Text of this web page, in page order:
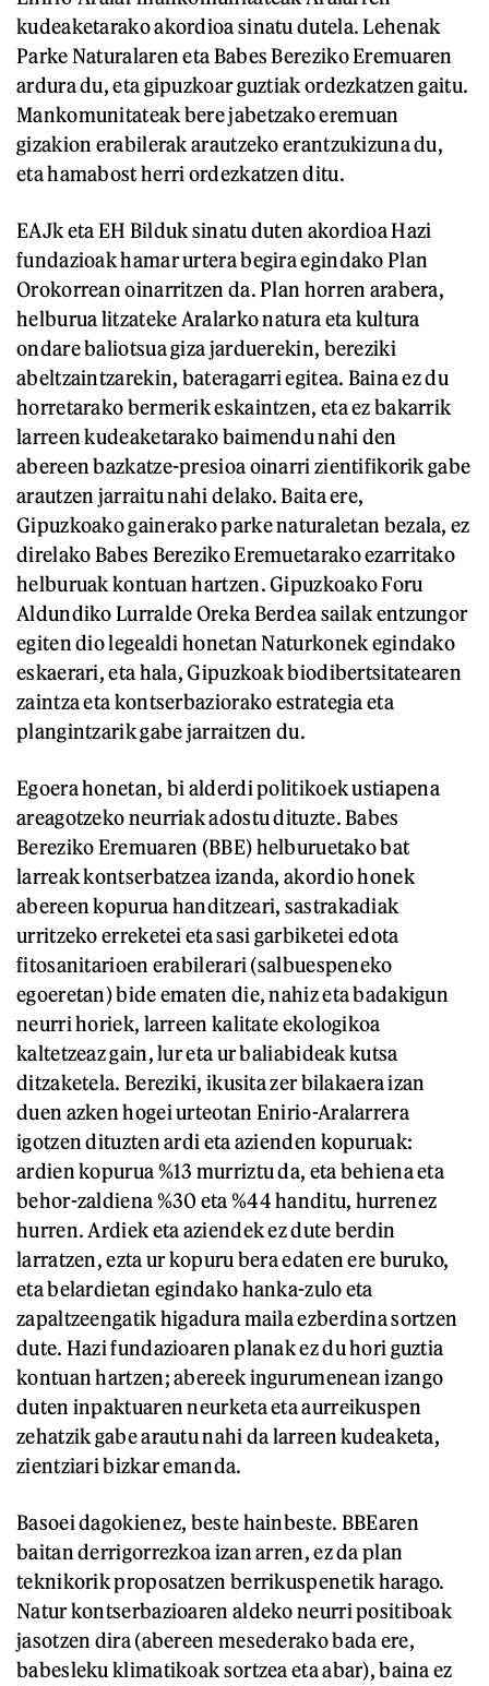
kudeaketarako akordioa sinatu dutela. Lehenak
Parke Naturalaren eta Babes Bereziko Eremuaren
ardura du, eta gipuzkoar guztiak ordezkatzen gaitu.
Mankomunitateak bere jabetzako eremuan
gizakion erabilerak arautzeko erantzukizuna du,
eta hamabost herri ordezkatzen ditu.
EAJk eta EH Bilduk sinatu duten akordioa Hazi
fundazioak hamar urtera begira egindako Plan
Orokorrean oinarritzen da. Plan horren arabera,
helburua litzateke Aralarko natura eta kultura
ondare baliotsua giza jarduerekin, bereziki
abeltzaintzarekin, bateragarri egitea. Baina ez du
horretarako bermerik eskaintzen, eta ez bakarrik
larreen kudeaketarako baimendu nahi den
abereen bazkatze-presioa oinarri zientifikorik gabe
arautzen jarraitu nahi delako. Baita ere,
Gipuzkoako gainerako parke naturaletan bezala, ez
direlako Babes Bereziko Eremuetarako ezarritako
helburuak kontuan hartzen. Gipuzkoako Foru
Aldundiko Lurralde Oreka Berdea sailak entzungor
egiten dio legealdi honetan Naturkonek egindako
eskaerari, eta hala, Gipuzkoak biodibertsitatearen
zaintza eta kontserbaziorako estrategia eta
plangintzarik gabe jarraitzen du.
Egoera honetan, bi alderdi politikoek ustiapena
areagotzeko neurriak adostu dituzte. Babes
Bereziko Eremuaren (BBE) helburuetako bat
larreak kontserbatzea izanda, akordio honek
abereen kopurua handitzeari, sastrakadiak
urritzeko erreketei eta sasi garbiketei edota
fitosanitarioen erabilerari (salbuespeneko
egoeretan) bide ematen die, nahiz eta badakigun
neurri horiek, larreen kalitate ekologikoa
kaltetzeaz gain, lur eta ur baliabideak kutsa
ditzaketela. Bereziki, ikusita zer bilakaera izan
duen azken hogei urteotan Enirio-Aralarrera
igotzen dituzten ardi eta azienden kopuruak:
ardien kopurua %13 murriztu da, eta behiena eta
behor-zaldiena %30 eta %44 handitu, hurrenez
hurren. Ardiek eta aziendek ez dute berdin
larratzen, ezta ur kopuru bera edaten ere buruko,
eta belardietan egindako hanka-zulo eta
zapaltzeengatik higadura maila ezberdina sortzen
dute. Hazi fundazioaren planak ez du hori guztia
kontuan hartzen; abereek ingurumenean izango
duten inpaktuaren neurketa eta aurreikuspen
zehatzik gabe arautu nahi da larreen kudeaketa,
zientziari bizkar emanda.
Basoei dagokienez, beste hainbeste. BBEaren
baitan derrigorrezkoa izan arren, ez da plan
teknikorik proposatzen berrikuspenetik harago.
Natur kontserbazioaren aldeko neurri positiboak
jasotzen dira (abereen mesederako bada ere,
babesleku klimatikoak sortzea eta abar), baina ez